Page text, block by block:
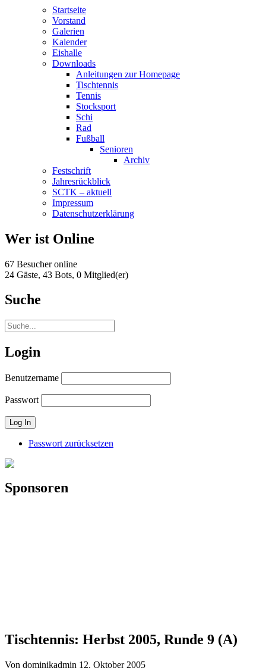
Startseite
Vorstand
Galerien
Kalender
Eishalle
Downloads
Anleitungen zur Homepage
Tischtennis
Tennis
Stocksport
Schi
Rad
Fußball
Senioren
Archiv
Festschrift
Jahresrückblick
SCTK – aktuell
Impressum
Datenschutzerklärung
Wer ist Online
67 Besucher online
24 Gäste, 43 Bots, 0 Mitglied(er)
Suche
Login
Benutzername
Passwort
Passwort zurücksetzen
Sponsoren
Tischtennis: Herbst 2005, Runde 9 (A)
Von dominikadmin 12. Oktober 2005